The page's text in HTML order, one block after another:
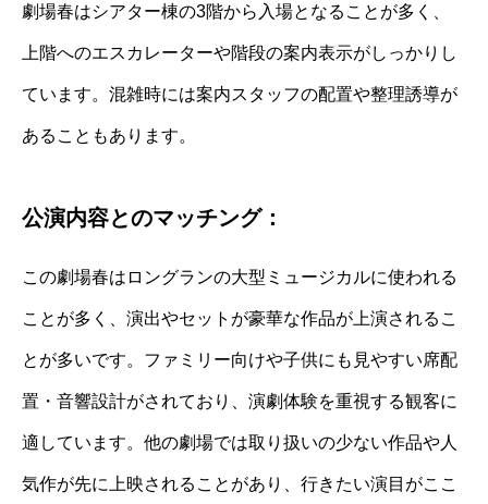
劇場春はシアター棟の3階から入場となることが多く、
上階へのエスカレーターや階段の案内表示がしっかりし
ています。混雑時には案内スタッフの配置や整理誘導が
あることもあります。
公演内容とのマッチング：
この劇場春はロングランの大型ミュージカルに使われる
ことが多く、演出やセットが豪華な作品が上演されるこ
とが多いです。ファミリー向けや子供にも見やすい席配
置・音響設計がされており、演劇体験を重視する観客に
適しています。他の劇場では取り扱いの少ない作品や人
気作が先に上映されることがあり、行きたい演目がここ